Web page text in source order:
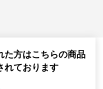
た方はこちらの商品
れております